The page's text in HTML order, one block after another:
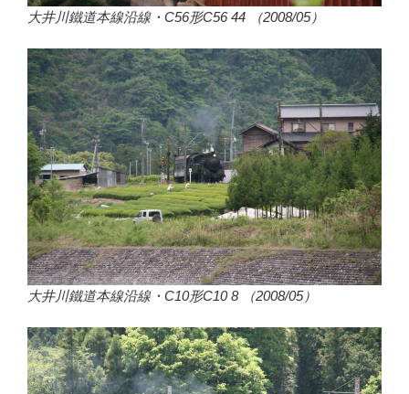
大井川鐵道本線沿線・C56形C56 44 （2008/05）
大井川鐵道本線沿線・C10形C10 8 （2008/05）